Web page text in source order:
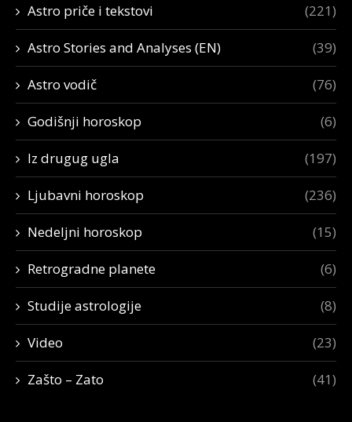
Astro priče i tekstovi (221)
Astro Stories and Analyses (EN) (39)
Astro vodič (76)
Godišnji horoskop (6)
Iz drugug ugla (197)
Ljubavni horoskop (236)
Nedeljni horoskop (15)
Retrogradne planete (6)
Studije astrologije (8)
Video (23)
Zašto – Zato (41)